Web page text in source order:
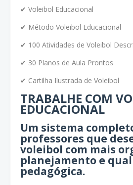
✔ Voleibol Educacional
✔ Método Voleibol Educacional
✔ 100 Atividades de Voleibol
✔ 30 Planos de Aula Prontos
✔ Cartilha Ilustrada de Voleibol
TRABALHE COM
EDUCACIONAL
Um sistema
professores que
voleibol com mais
planejamento e
pedagógica.